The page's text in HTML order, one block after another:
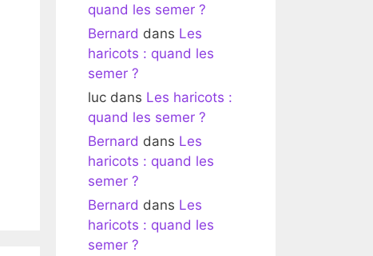
quand les semer ?
Bernard dans Les
haricots : quand les
semer ?
luc dans Les haricots :
quand les semer ?
Bernard dans Les
haricots : quand les
semer ?
Bernard dans Les
haricots : quand les
semer ?